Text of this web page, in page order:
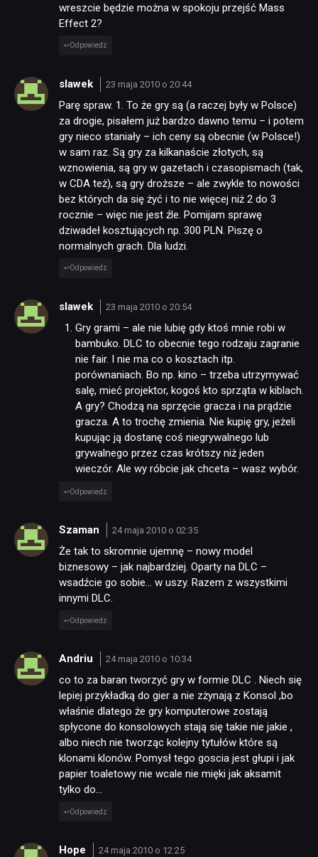
wreszcie będzie można w spokoju przejść Mass
Effect 2?
Odpowiedz
slawek 23 maja 2010 o 20:44
Parę spraw. 1. To że gry są (a raczej były w Polsce)
za drogie, pisałem już bardzo dawno temu – i potem
gry nieco staniały – ich ceny są obecnie (w Polsce!)
w sam raz. Są gry za kilkanaście złotych, są
wznowienia, są gry w gazetach i czasopismach (tak,
w CDA też), są gry droższe – ale zwykle to nowości
bez których da się żyć i to nie więcej niż 2 do 3
rocznie – więc nie jest źle. Pomijam sprawę
dziwadeł kosztujących np. 300 PLN. Piszę o
normalnych grach. Dla ludzi.
Odpowiedz
slawek 23 maja 2010 o 20:54
Gry grami – ale nie lubię gdy ktoś mnie robi w
bambuko. DLC to obecnie tego rodzaju zagranie
nie fair. I nie ma co o kosztach itp.
porównaniach. Bo np. kino – trzeba utrzymywać
salę, mieć projektor, kogoś kto sprząta w kiblach.
A gry? Chodzą na sprzęcie gracza i na prądzie
gracza. A to trochę zmienia. Nie kupię gry, jeżeli
kupując ją dostanę coś niegrywalnego lub
grywalnego przez czas krótszy niż jeden
wieczór. Ale wy róbcie jak chceta – wasz wybór.
Odpowiedz
Szaman 24 maja 2010 o 02:35
Że tak to skromnie ujemnę – nowy model
biznesowy – jak najbardziej. Oparty na DLC –
wsadźcie go sobie… w uszy. Razem z wszystkimi
innymi DLC.
Odpowiedz
Andriu 24 maja 2010 o 10:34
co to za baran tworzyć gry w formie DLC . Niech się
lepiej przykładką do gier a nie zżynają z Konsol ,bo
właśnie dlatego że gry komputerowe zostają
spłycone do konsolowych stają się takie nie jakie ,
albo niech nie tworząc kolejny tytułów które są
klonami klonów. Pomysł tego goscia jest głupi i jak
papier toaletowy nie wcale nie mięki jak aksamit
tylko do…
Odpowiedz
Hope 24 maja 2010 o 12:25